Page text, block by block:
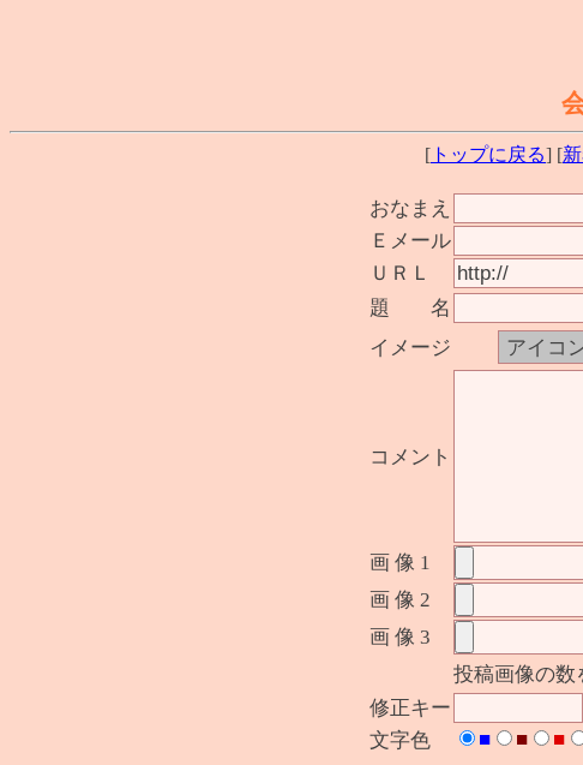
[ トップに戻る] [
おなまえ
Ｅメール
ＵＲＬ
題 名
イメージ
コメント
画 像 1
画 像 2
画 像 3
投稿画像の
修正キー
文字色
■ ■ ■